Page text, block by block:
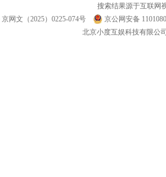
搜索结果源于互联网
京网文（2025）0225-074号
京公网安备
北京小度互娱科技有限公